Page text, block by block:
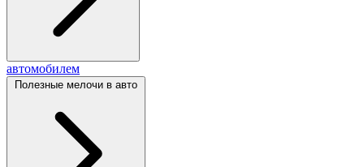
автомобилем
Полезные мелочи в авто